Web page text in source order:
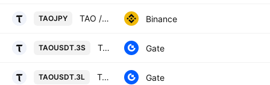
TAOJPY TAO / JPY Binance
TAOUSDT.3S TAO3xShort/Tether Gate
TAOUSDT.3L TAO3xLong/Tether Gate